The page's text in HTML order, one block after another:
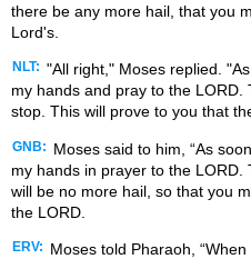
there be any more hail, that you
Lord's.
NLT: "All right," Moses replied.
my hands and pray to the
stop. This will prove to you that
GNB:
Moses said to him, “As
my hands in prayer to the
will be no more hail, so that you
the LORD.
ERV:
Moses told Pharaoh,